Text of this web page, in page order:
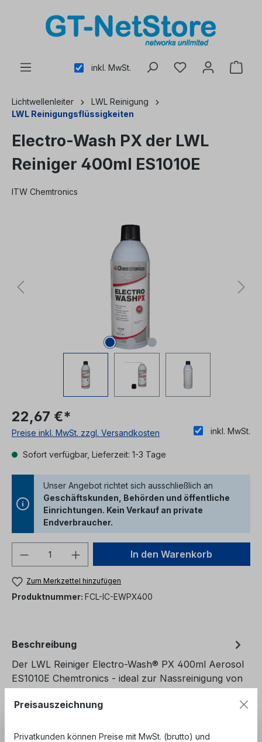
inkl. MwSt.
Lichtwellenleiter
LWL Reinigung
LWL Reinigungsflüssigkeiten
Electro-Wash PX der LWL
Reiniger 400ml ES1010E
ITW Chemtronics
22,67 €*
inkl. MwSt.
Preise inkl. MwSt. zzgl. Versandkosten
Sofort verfügbar, Lieferzeit: 1-3 Tage
Unser Angebot richtet sich ausschließlich an
Geschäftskunden, Behörden und öffentliche
Einrichtungen. Kein Verkauf an private
Endverbraucher.
Produkt Anzahl: Gib denIn den Warenkorb
Zum Merkzettel hinzufügen
Produktnummer: FCL-IC-EWPX400
Beschreibung
Der LWL Reiniger Electro-Wash® PX 400ml Aerosol
ES1010E Chemtronics - ideal zur Nassreinigung von
LWL Fasern oder Steckern-…Mehr
Preisauszeichnung
Privatkunden können Preise mit MwSt. (brutto) und